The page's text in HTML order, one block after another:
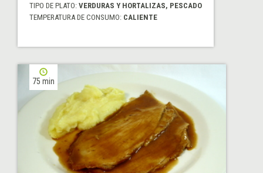
TIPO DE PLATO: VERDURAS Y HORTALIZAS, PESCADO
TEMPERATURA DE CONSUMO: CALIENTE
75 min